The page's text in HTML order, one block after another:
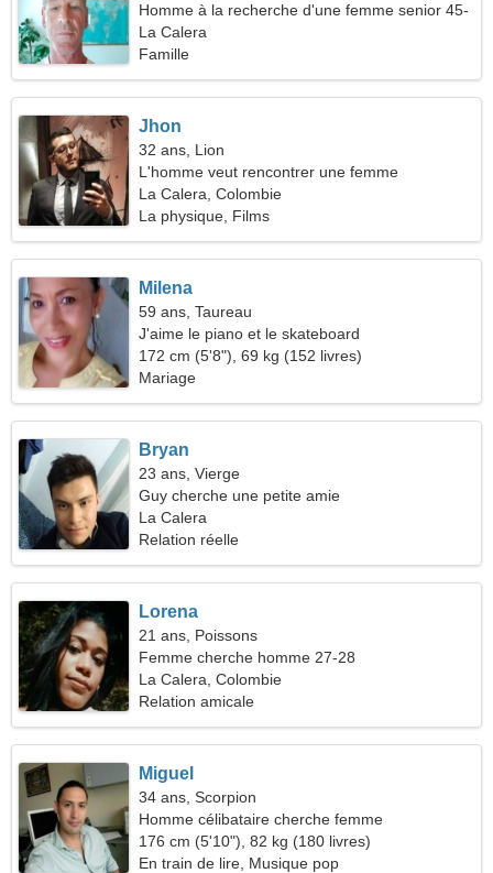
Homme à la recherche d'une femme senior 45-
54
La Calera
Famille
Jhon
32 ans, Lion
L'homme veut rencontrer une femme
La Calera, Colombie
La physique, Films
Milena
59 ans, Taureau
J'aime le piano et le skateboard
172 cm (5'8"), 69 kg (152 livres)
Mariage
Bryan
23 ans, Vierge
Guy cherche une petite amie
La Calera
Relation réelle
Lorena
21 ans, Poissons
Femme cherche homme 27-28
La Calera, Colombie
Relation amicale
Miguel
34 ans, Scorpion
Homme célibataire cherche femme
176 cm (5'10"), 82 kg (180 livres)
En train de lire, Musique pop